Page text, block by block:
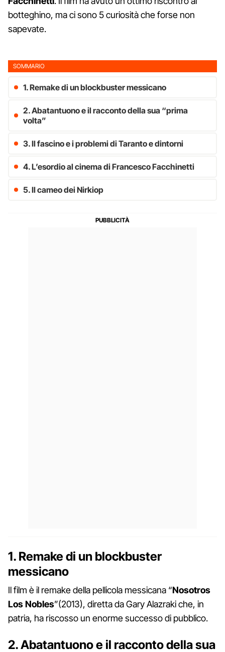
botteghino, ma ci sono 5 curiosità che forse non
sapevate.
SOMMARIO
1. Remake di un blockbuster messicano
2. Abatantuono e il racconto della sua “prima
volta”
3. Il fascino e i problemi di Taranto e dintorni
4. L’esordio al cinema di Francesco Facchinetti
5. Il cameo dei Nirkiop
1. Remake di un blockbuster
messicano
Il film è il remake della pellicola messicana “Nosotros
Los Nobles”(2013), diretta da Gary Alazraki che, in
patria, ha riscosso un enorme successo di pubblico.
2. Abatantuono e il racconto della sua